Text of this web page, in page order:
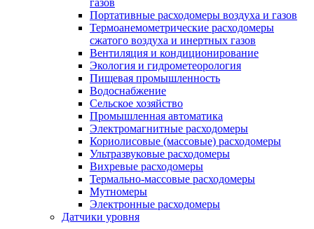
газов
Портативные расходомеры воздуха и газов
Термоанемометрические расходомеры
сжатого воздуха и инертных газов
Вентиляция и кондиционирование
Экология и гидрометеорология
Пищевая промышленность
Водоснабжение
Сельское хозяйство
Промышленная автоматика
Электромагнитные расходомеры
Кориолисовые (массовые) расходомеры
Ультразвуковые расходомеры
Вихревые расходомеры
Термально-массовые расходомеры
Мутномеры
Электронные расходомеры
Датчики уровня